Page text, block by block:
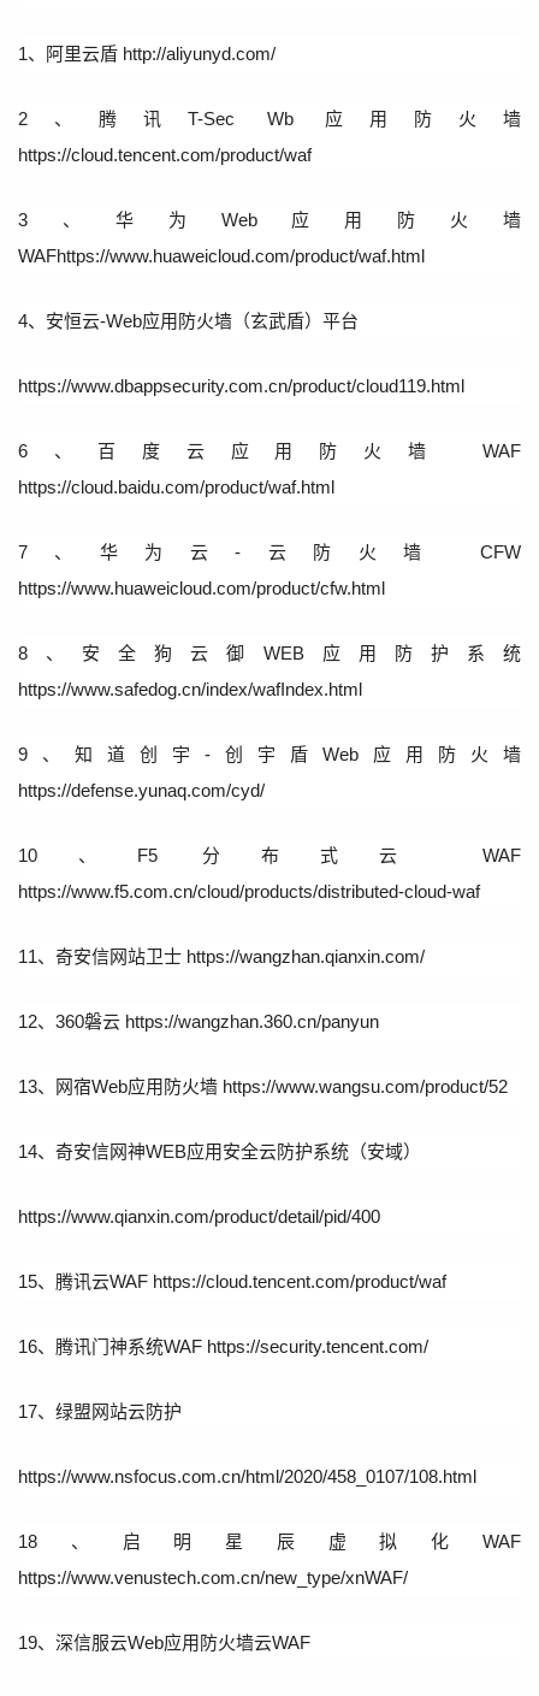
1、阿里云盾 http://aliyunyd.com/
2、腾讯T-Sec Wb 应用防火墙
https://cloud.tencent.com/product/waf
3、华为Web应用防火墙
WAFhttps://www.huaweicloud.com/product/waf.html
4、安恒云-Web应用防火墙（玄武盾）平台
https://www.dbappsecurity.com.cn/product/cloud119.html
6、百度云应用防火墙 WAF
https://cloud.baidu.com/product/waf.html
7、华为云-云防火墙 CFW
https://www.huaweicloud.com/product/cfw.html
8、安全狗云御WEB应用防护系统
https://www.safedog.cn/index/wafIndex.html
9、知道创宇-创宇盾Web应用防火墙
https://defense.yunaq.com/cyd/
10、F5 分布式云 WAF
https://www.f5.com.cn/cloud/products/distributed-cloud-waf
11、奇安信网站卫士 https://wangzhan.qianxin.com/
12、360磐云 https://wangzhan.360.cn/panyun
13、网宿Web应用防火墙 https://www.wangsu.com/product/52
14、奇安信网神WEB应用安全云防护系统（安域）
https://www.qianxin.com/product/detail/pid/400
15、腾讯云WAF https://cloud.tencent.com/product/waf
16、腾讯门神系统WAF https://security.tencent.com/
17、绿盟网站云防护
https://www.nsfocus.com.cn/html/2020/458_0107/108.html
18、启明星辰虚拟化WAF
https://www.venustech.com.cn/new_type/xnWAF/
19、深信服云Web应用防火墙云WAF